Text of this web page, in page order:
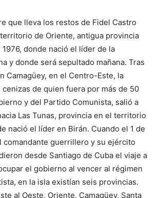
::
La
Verdad
es
que lleva los restos de Fidel Castro
de Oriente, antigua provincia
donde nació el líder de la
y donde será sepultado mañana. Tras
Camagüey, en el Centro-Este, la
cenizas de quien fuera por más de 50
y del Partido Comunista, salió a
Las Tunas, provincia en el territorio
nació el líder en Birán. Cuando el 1 de
comandante guerrillero y su ejército
desde Santiago de Cuba el viaje a
el gobierno al vencer al régimen
en la isla existían seis provincias.
al Oeste, Oriente, Camagüey, Santa